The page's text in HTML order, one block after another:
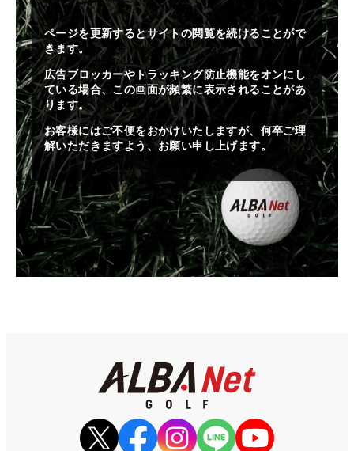
ページを更新するとサイトの閲覧を続けることがで
きます。
広告ブロッカーやトラッキング防止機能をオンにし
ている場合、この画面が頻繁に表示されることがあ
ります。
お客様にはご不便をおかけいたしますが、何卒ご理
解いただきますよう、お願い申し上げます。